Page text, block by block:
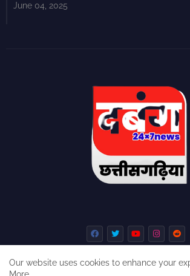
June 04, 2025
Our website uses cookies to enhance your